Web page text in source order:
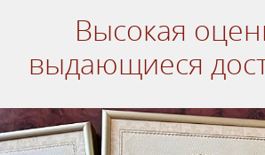
Высокая
выдающиеся